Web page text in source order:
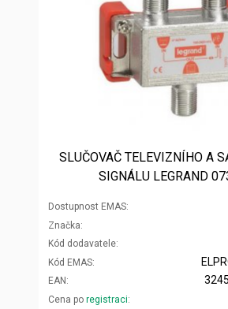
SLUČOVAČ TELEVIZNÍHO A
SIGNÁLU LEGRAND
Dostupnost EMAS
Značka
Kód dodavatele
Kód EMAS
EAN
Cena po registraci